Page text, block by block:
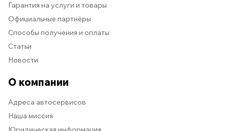
Гарантия на услуги и товары
Официальные партнёры
Способы получения и оплаты
Статьи
Новости
О компании
Адреса автосервисов
Наша миссия